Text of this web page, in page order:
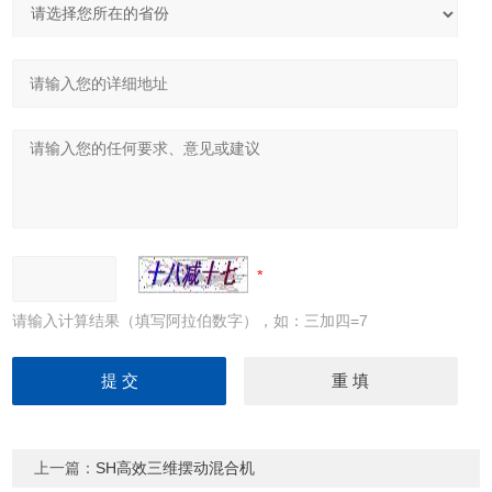
请输入计算结果（填写阿拉伯数字），如：三加四=7
上一篇： SH高效三维摆动混合机